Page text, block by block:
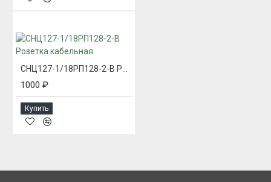
СНЦ127-1/18РП128-2-В Розетка кабельная
1000 ₽
Купить